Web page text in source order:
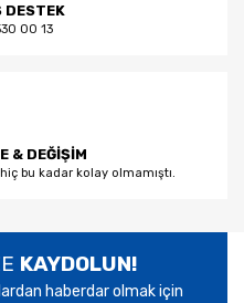
DESTEK
00 13
& DEĞİŞİM
bu kadar kolay olmamıştı.
KAYDOLUN!
haberdar olmak için